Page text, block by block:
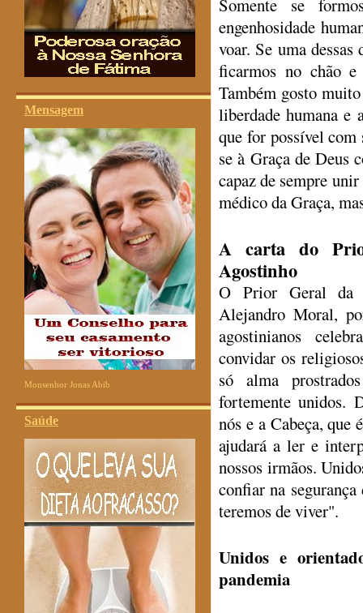
Mensagem
Monsenhor Jonas Abib
Saúde
Somente se
engenhosidade
voar. Se uma
ficarmos no chão e
Também gosto
liberdade humana e
que for possível com
se à Graça de Deus
capaz de sempre
médico da Graça,
A carta do
Agostinho
O Prior Geral da
Alejandro Moral,
agostinianos
convidar os
só alma
fortemente unidos.
nós e a Cabeça,
ajudará a ler e
nossos irmãos.
confiar na
teremos de viver".
Unidos e
pandemia